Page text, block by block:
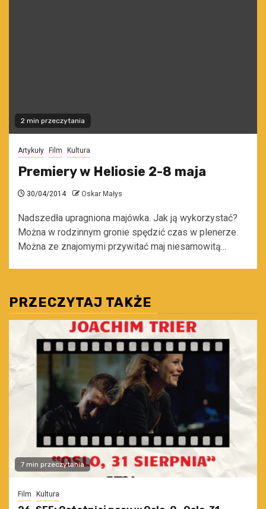
2 min przeczytania
Artykuły Film Kultura
Premiery w Heliosie 2-8 maja
30/04/2014 Oskar Małys
Nadszedła upragniona majówka. Jak ją wykorzystać?
Można w rodzinnym gronie spędzić czas w plenerze.
Można ze znajomymi przywitać maj niesamowitą...
PRZECZYTAJ TAKŻE
7 min przeczytania
Film Kultura